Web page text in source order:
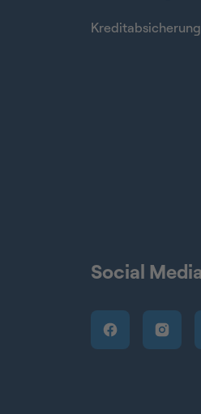
Kreditabsicherung
Social